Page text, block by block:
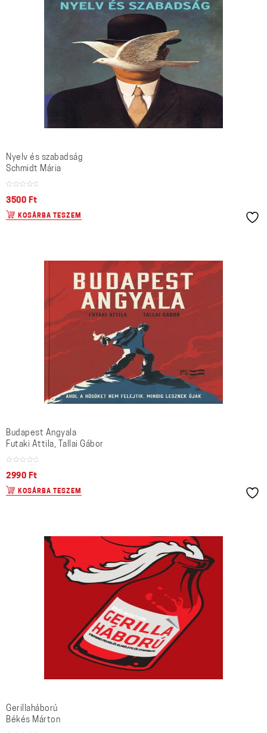
Nyelv és szabadság
Schmidt Mária
3500 Ft
KOSÁRBA TESZEM
Budapest Angyala
Futaki Attila, Tallai Gábor
2990 Ft
KOSÁRBA TESZEM
Gerillaháború
Békés Márton